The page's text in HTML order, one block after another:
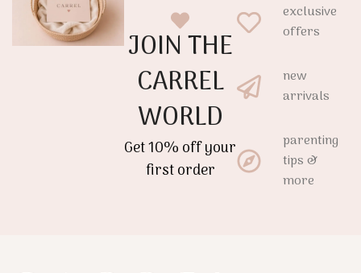
JOIN THE
CARREL
WORLD
Get 10% off your
first order
exclusive
offers
new
arrivals
parenting
tips &
more